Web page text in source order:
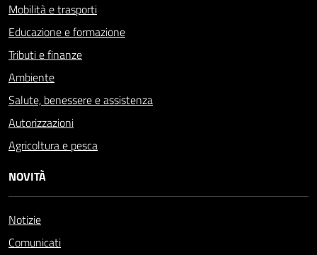
Mobilità e trasporti
Educazione e formazione
Tributi e finanze
Ambiente
Salute, benessere e assistenza
Autorizzazioni
Agricoltura e pesca
NOVITÀ
Notizie
Comunicati